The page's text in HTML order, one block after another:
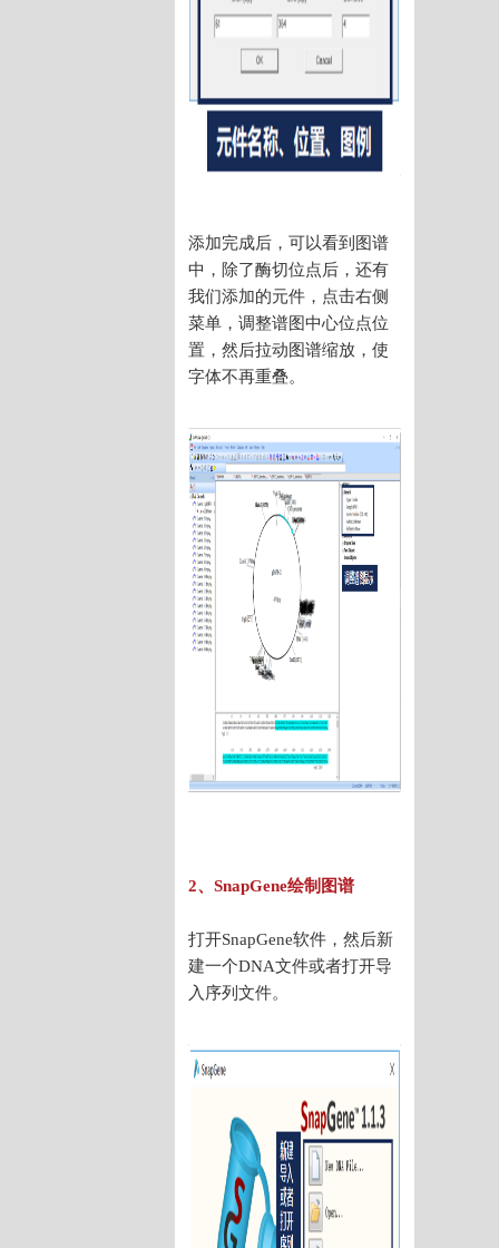
添加完成后，可以看到图谱
中，除了酶切位点后，还有
我们添加的元件，点击右侧
菜单，调整谱图中心位点位
置，然后拉动图谱缩放，使
字体不再重叠。
2、SnapGene绘制图谱
打开SnapGene软件，然后新
建一个DNA文件或者打开导
入序列文件。